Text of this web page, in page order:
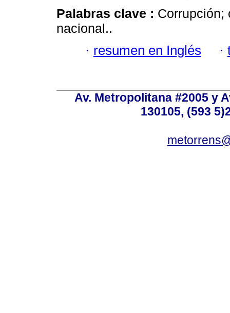
Palabras clave : Corrupción;
nacional..
· resumen en Inglés ·
Av. Metropolitana #2005 y
130105, (593